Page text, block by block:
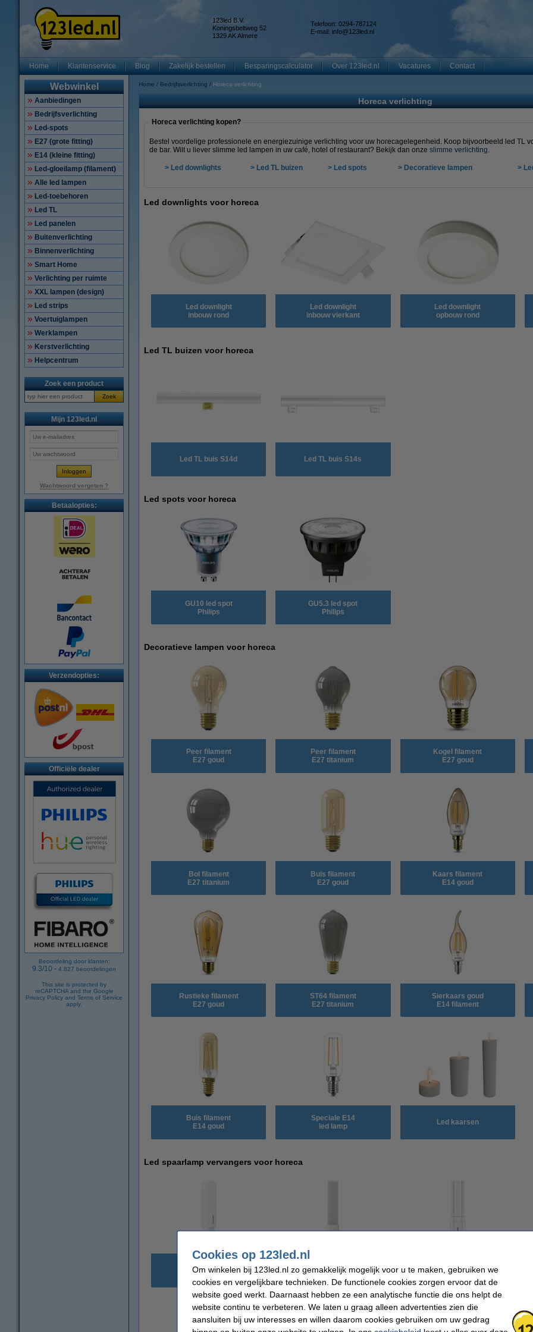
123led B.V.
Koningsbeltweg 52
1329 AK Almere
Telefoon: 0294-787124
E-mail: info@123led.nl
Home Klantenservice Blog Zakelijk bestellen Besparingscalculator Over 123led.nl Vacatures Contact
Webwinkel
Aanbiedingen
Bedrijfsverlichting
Led-spots
E27 (grote fitting)
E14 (kleine fitting)
Led-gloeilamp (filament)
Alle led lampen
Led-toebehoren
Led TL
Led panelen
Buitenverlichting
Binnenverlichting
Smart Home
Verlichting per ruimte
XXL lampen (design)
Led strips
Voertuiglampen
Werklampen
Kerstverlichting
Helpcentrum
Zoek een product
Zoek
Mijn 123led.nl
Wachtwoord vergeten ?
Betaalopties:
Verzendopties:
Officiële dealer
Beoordeling door klanten:
9.3/10 - 4.827 beoordelingen
This site is protected by
reCAPTCHA and the Google
Privacy Policy and Terms of Service
apply.
Home Bedrijfsverlichting Horeca verlichting
Horeca verlichting
Horeca verlichting kopen?
Bestel voordelige professionele en energiezuinige verlichting voor uw horecagelegenheid. Koop bijvoorbeeld led TL
de bar. Wilt u liever slimme led lampen in uw café, hotel of restaurant? Bekijk dan onze slimme verlichting.
> Led downlights > Led TL buizen > Led spots > Decoratieve lampen >
Led downlights voor horeca
Led downlight
inbouw rond
Led downlight
inbouw vierkant
Led downlight
opbouw rond
Led TL buizen voor horeca
Led TL buis S14d Led TL buis S14s
Led spots voor horeca
GU10 led spot
Philips
GU5.3 led spot
Philips
Decoratieve lampen voor horeca
Peer filament
E27 goud
Peer filament
E27 titanium
Kogel filament
E27 goud
Bol filament
E27 titanium
Buis filament
E27 goud
Kaars filament
E14 goud
Rustieke filament
E27 goud
ST64 filament
E27 titanium
Sierkaars goud
E14 filament
Buis filament
E14 goud
Speciale E14
led lamp
Led kaarsen
Led spaarlamp vervangers voor horeca
PL-C / G24 PL-S / G23 PL-L / 2G11
Grote aantallen nodig?
Vraag vrijblijvend een offerte aan
Cookies op 123led.nl
Om winkelen bij 123led.nl zo gemakkelijk mogelijk voor u te maken, gebruiken we
cookies en vergelijkbare technieken. De functionele cookies zorgen ervoor dat de
website goed werkt. Daarnaast hebben ze een analytische functie die ons helpt de
website continu te verbeteren. We laten u graag alleen advertenties zien die
aansluiten bij uw interesses en willen daarom cookies gebruiken om uw gedrag